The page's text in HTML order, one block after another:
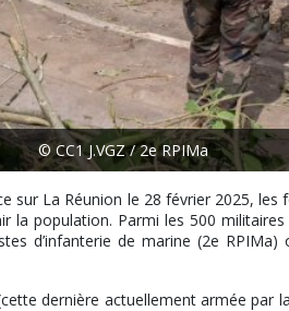
© CC1 J.VGZ / 2e RPIMa
sur La Réunion le 28 février 2025, les
la population. Parmi les 500
d’infanterie de marine (2e
dernière actuellement armée par